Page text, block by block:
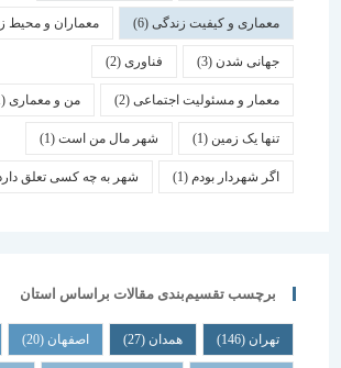
معماری و کیفیت زندگی(6) معماران و محیط زیست(5)
جهانی شدن(3) فناوری (2)
معمار و مسئولیت اجتماعی (2) من و معماری (1)
تنها یک زمین(1) شهر مال من است(1)
اگر شهردار بودم (1) شهر به چه کسی تعلق دارد(1)
برچسب تقسیم‌بندی مقالات براساس استان
همدان اصفهان (20) بوشهر